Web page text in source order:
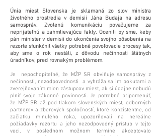
Únia miest Slovenska je sklamaná zo slov ministra
životného prostredia v demisii Jána Budaja na adresu
samospráv. Zvolenú komunikáciu považujeme za
neprijateľnú a zahmlievajúcu fakty. Ocenili by sme, keby
pán minister v demisii do ukončenia svojho pôsobenia na
rezorte sfunkčnil všetky potrebné povoľovacie procesy tak,
aby sme o rok nestáli, z dôvodu nečinnosti štátnych
úradníkov, pred rovnakým problémom.
Je nepochopiteľné, že MŽP SR obviňuje samosprávy z
nečinnosti, nezodpovednosti a vyhráža sa im pokutami a
zverejňovaním mien zástupcov miest, ak si údajne nebudú
plniť svoje zákonné povinnosti. Je potrebné pripomenúť,
že MŽP SR až pod tlakom slovenských miest, odborných
partnerov a zberových spoločností, ktoré konzistentne, od
začiatku minulého roka, upozorňovali na nereálne
požiadavky rezortu a jeho nezodpovedný prístup v tejto
veci, v poslednom možnom termíne akceptovalo